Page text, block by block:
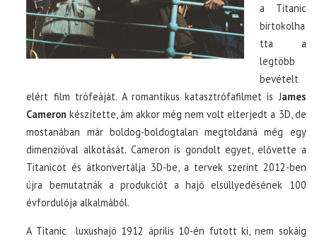
a Titanic
birtokolha
tta a
legtöbb
bevételt
elért film trófeáját. A romantikus katasztrófafilmet is James
Cameron készítette, ám akkor még nem volt elterjedt a 3D, de
mostanában már boldog-boldogtalan megtoldaná még egy
dimenzióval alkotását. Cameron is gondolt egyet, elővette a
Titanicot és átkonvertálja 3D-be, a tervek szerint 2012-ben
újra bemutatnák a produkciót a hajó elsüllyedésének 100
évfordulója alkalmából.
A Titanic luxushajó 1912 április 10-én futott ki, nem sokáig